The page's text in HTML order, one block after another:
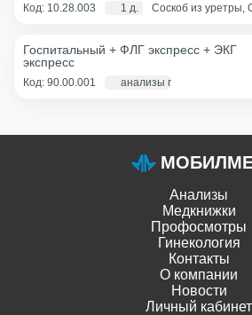
Код: 10.28.003 1 д.
Соскоб из уретры,
канал+влагалище),
Госпитальный + ФЛГ экспресс + ЭКГ
экспресс
Код: 90.00.001 анализы по крови - 1 д.,
Анализы
Медкнижки
Профосмотры
Гинекология
Контакты
О компании
Новости
Личный кабинет